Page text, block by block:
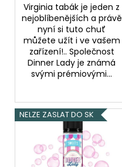
Virginia tabák je jeden z
nejoblíbenějších a právě
nyní si tuto chuť
můžete užít i ve vašem
zařízení!.. Společnost
Dinner Lady je známá
svými prémiovými...
NELZE ZASLAT DO SK
BAR
POD
PŘEDNAPLNĚNÁ
CARTRIDGE
-
20MG
-